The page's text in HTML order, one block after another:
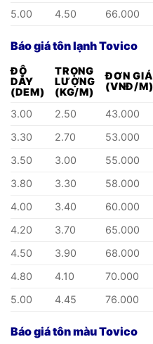
5.00
4.50 66.000
Báo giá tôn lạnh Tovico
ĐỘ
DÀY
(DEM)
TRỌNG
LƯỢNG
(KG/M)
ĐƠN GIÁ
(VNĐ/M)
3.00 2.50
43.000
3.30
2.70
53.000
3.50
3.00
55.000
3.80
3.30
58.000
4.00
3.40
60.000
4.20
3.70
65.000
4.50
3.90
68.000
4.80
4.10
70.000
5.00
4.45 76.000
Báo giá tôn màu Tovico